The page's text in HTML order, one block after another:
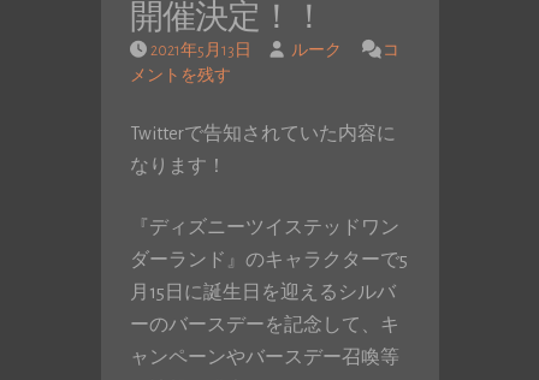
開催決定！！
2021年5月13日 ルーク
コ
メントを残す
Twitterで告知されていた内容に
なります！
『ディズニーツイステッドワン
ダーランド』のキャラクターで5
月15日に誕生日を迎えるシルバ
ーのバースデーを記念して、キ
ャンペーンやバースデー召喚等